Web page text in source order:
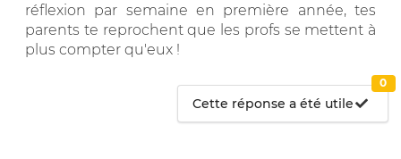
réflexion par semaine en première année, tes
parents te reprochent que les profs se mettent à
plus compter qu'eux !
Cette réponse a été utile
0